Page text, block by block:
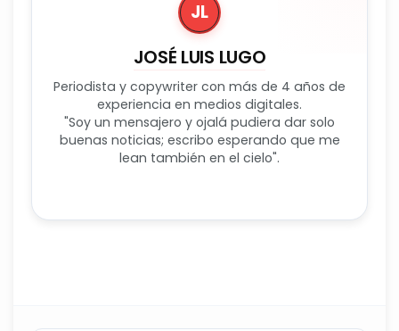
JL
JOSÉ LUIS LUGO
Periodista y copywriter con más de 4 años de
experiencia en medios digitales.
"Soy un mensajero y ojalá pudiera dar solo
buenas noticias; escribo esperando que me
lean también en el cielo".